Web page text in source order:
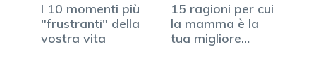
I 10 momenti più
"frustranti" della
vostra vita
15 ragioni per cui
la mamma è la
tua migliore